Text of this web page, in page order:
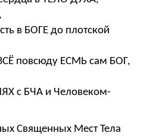
в БОГЕ до плотской
повсюду ЕСМЬ сам БОГ,
с БЧА и Человеком-
Священных Мест Тела